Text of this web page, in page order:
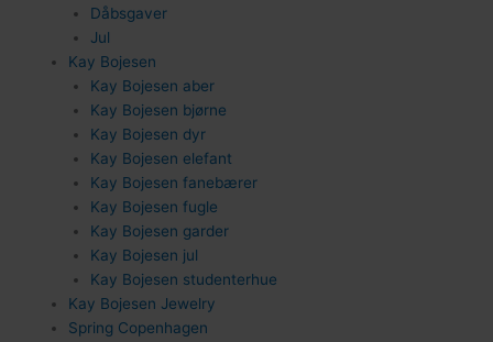
94
Dåbsgaver
Jul
Kay Bojesen
Kay Bojesen aber
Kay Bojesen bjørne
Kay Bojesen dyr
Kay Bojesen elefant
Kay Bojesen fanebærer
Kay Bojesen fugle
Kay Bojesen garder
Kay Bojesen jul
Kay Bojesen studenterhue
Kay Bojesen Jewelry
Spring Copenhagen